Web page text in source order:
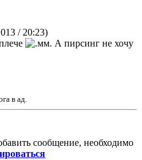
/ 20:23)
А пирсинг не хочу
в ад.
сообщение, необходимо